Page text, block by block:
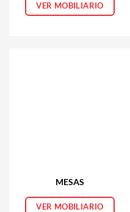
VER MOBILIARIO
MESAS
VER MOBILIARIO